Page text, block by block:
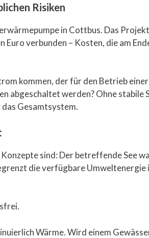
Risiken
in Cottbus. Das
verbunden – Kosten, die am
kommen, der für den Betrieb
abgeschaltet werden? Ohne stabile
das Gesamtsystem.
sind: Der betreffende See
die verfügbare Umweltenergie
Wärme. Wird einem